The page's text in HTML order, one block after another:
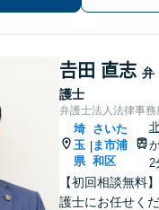
𠮷田 直志 弁
護士
弁護士法人法律事務
埼
玉
県
|
さいた
ま市浦
和区
2
【初回相談無料
護士にお任せく